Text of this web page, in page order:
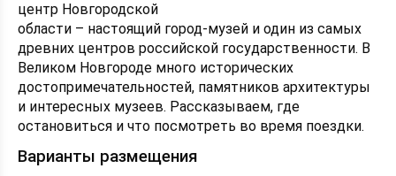
центр Новгородской
области – настоящий город-музей и один из самых
древних центров российской государственности. В
Великом Новгороде много исторических
достопримечательностей, памятников архитектуры
и интересных музеев. Рассказываем, где
остановиться и что посмотреть во время поездки.
Варианты размещения